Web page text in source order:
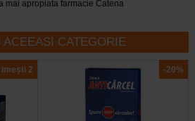
mai apropiata farmacie Catena
CATEGORIE
2 -20%